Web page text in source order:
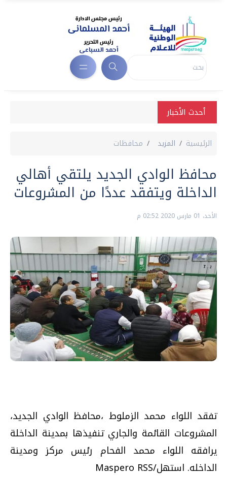
أحدث الأخبار
الرئيسية المزيد محافظات
محافظ الوادي الجديد يلتقي أهالي
الداخلة ويتفقد عددًا من المشروعات
الأحد، 01 مارس 2020 02:52 م
تفقد اللواء محمد الزملوط ،محافظ الوادي الجديد،
المشروعات القائمة والجاري تنفيذها بمدينة الداخلة
يرافقه اللواء محمد الفحام رئيس مركز ومدينة
الداخله. استهل/Maspero RSS